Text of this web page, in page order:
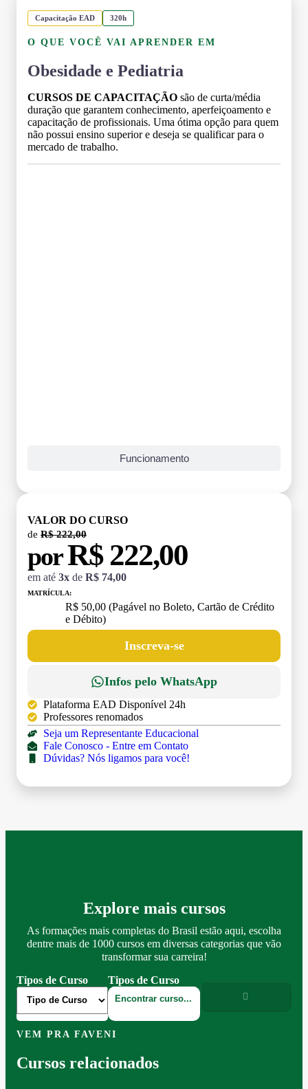
Capacitação EAD 320h
O QUE VOCÊ VAI APRENDER EM
Obesidade e Pediatria
CURSOS DE CAPACITAÇÃO são de curta/média
duração que garantem conhecimento, aperfeiçoamento e
capacitação de profissionais. Uma ótima opção para quem
não possui ensino superior e deseja se qualificar para o
mercado de trabalho.
Funcionamento
VALOR DO CURSO
de R$ 222,00
porR$ 222,00
em até 3x de R$ 74,00
MATRÍCULA:
R$ 50,00 (Pagável no Boleto, Cartão de Crédito
e Débito)
Inscreva-se
Infos pelo WhatsApp
Plataforma EAD Disponível 24h
Professores renomados
Seja um Representante Educacional
Fale Conosco - Entre em Contato
Dúvidas? Nós ligamos para você!
Explore mais cursos
As formações mais completas do Brasil estão aqui, escolha
dentre mais de 1000 cursos em diversas categorias que vão
transformar sua carreira!
Tipos de Curso
Tipos de Curso
VEM PRA FAVENI
Cursos relacionados